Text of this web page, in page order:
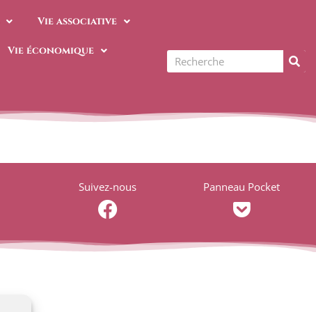
Vie associative
Vie économique
Rechercher
Suivez-nous Panneau Pocket